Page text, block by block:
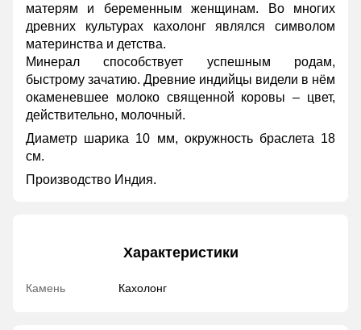
матерям и беременным женщинам. Во многих
древних культурах кахолонг являлся символом
материнства и детства.
Минерал способствует успешным родам,
быстрому зачатию. Древние индийцы видели в нём
окаменевшее молоко священной коровы – цвет,
действительно, молочный.
Диаметр шарика 10 мм, окружность браслета 18
см.
Производство Индия.
Характеристики
Камень Кахолонг